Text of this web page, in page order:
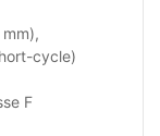
cycle)
F